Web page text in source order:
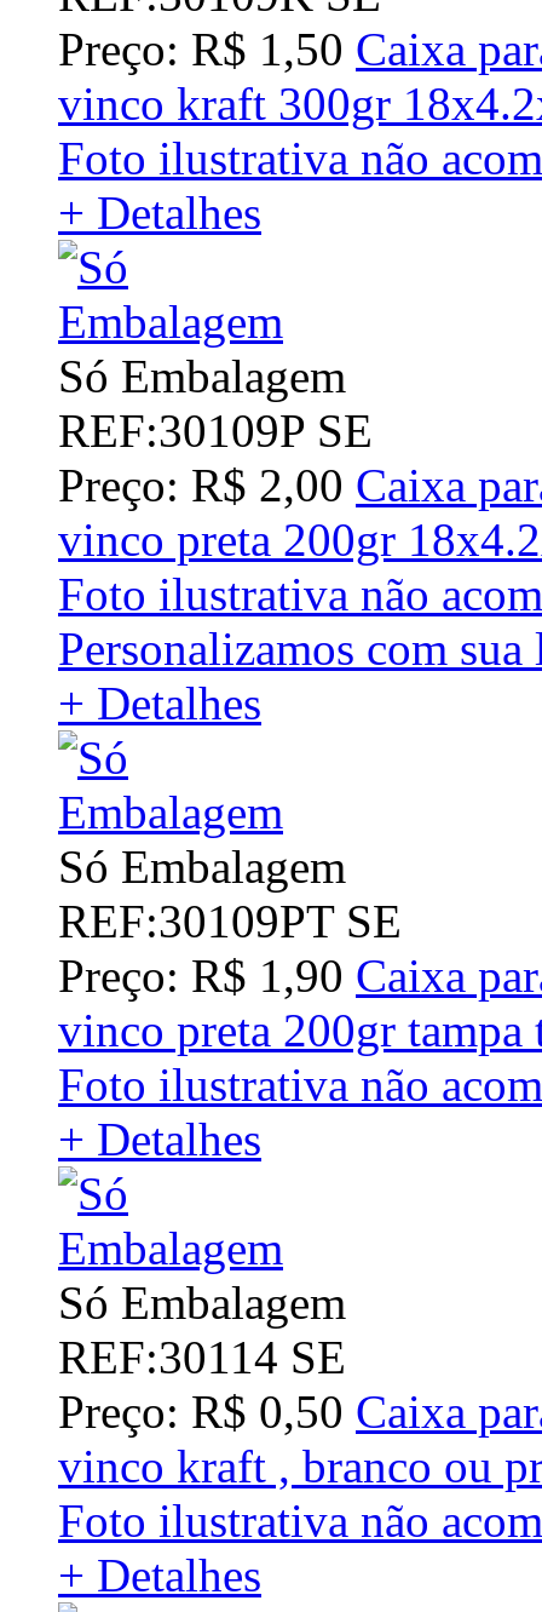
Preço: R$ 1,50 Caixa
vinco kraft 300gr
Foto ilustrativa não
+ Detalhes
Só Embalagem
REF:30109P SE
Preço: R$ 2,00 Caixa
vinco preta 200gr
Foto ilustrativa não
Personalizamos com
+ Detalhes
Só Embalagem
REF:30109PT SE
Preço: R$ 1,90 Caixa
vinco preta 200gr tampa
Foto ilustrativa não
+ Detalhes
Só Embalagem
REF:30114 SE
Preço: R$ 0,50 Caixa
vinco kraft , branco ou
Foto ilustrativa não
+ Detalhes